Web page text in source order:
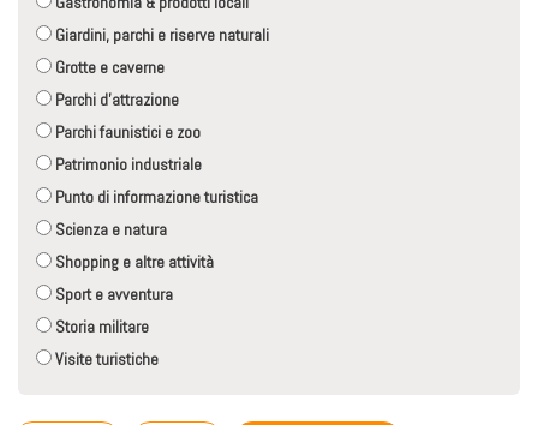
Giardini, parchi e riserve naturali
Grotte e caverne
Parchi d'attrazione
Parchi faunistici e zoo
Patrimonio industriale
Punto di informazione turistica
Scienza e natura
Shopping e altre attività
Sport e avventura
Storia militare
Visite turistiche